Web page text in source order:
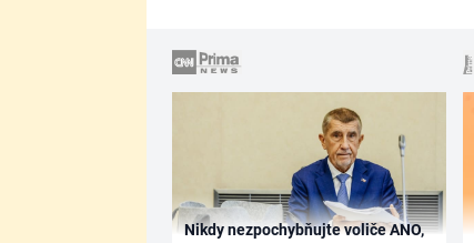
Nikdy nezpochybňujte voliče ANO,